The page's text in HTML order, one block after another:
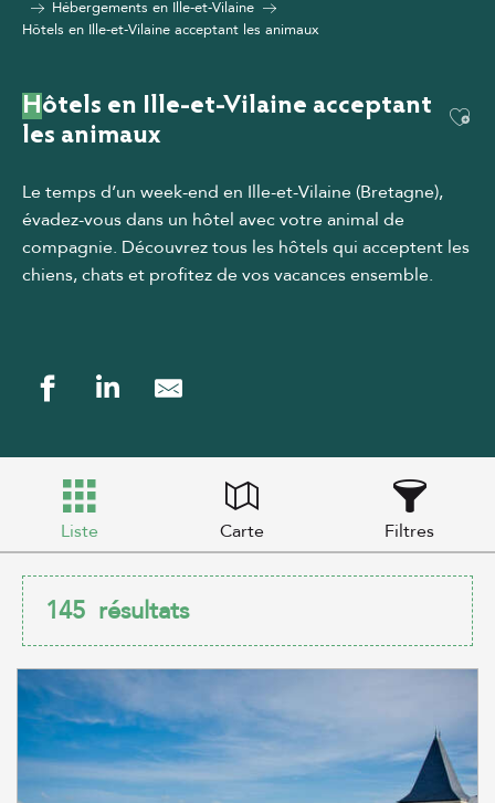
Hébergements en Ille-et-Vilaine
Hôtels en Ille-et-Vilaine acceptant les animaux
Hôtels en Ille-et-Vilaine acceptant
les animaux
Le temps d’un week-end en Ille-et-Vilaine (Bretagne),
évadez-vous dans un hôtel avec votre animal de
compagnie. Découvrez tous les hôtels qui acceptent les
chiens, chats et profitez de vos vacances ensemble.
Liste Carte Filtres
145 résultats